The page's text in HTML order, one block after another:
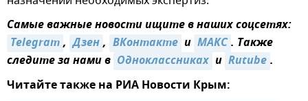
Самые важные новости ищите в наших соцсетях:
Telegram, Дзен, ВКонтакте и MAКС. Также
следите за нами в Одноклассниках и Rutube.
Читайте также на РИА Новости Крым: